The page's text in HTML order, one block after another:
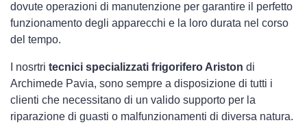
dovute operazioni di manutenzione per garantire il perfetto
funzionamento degli apparecchi e la loro durata nel corso
del tempo.
I nosrtri tecnici specializzati frigorifero Ariston di
Archimede Pavia, sono sempre a disposizione di tutti i
clienti che necessitano di un valido supporto per la
riparazione di guasti o malfunzionamenti di diversa natura.